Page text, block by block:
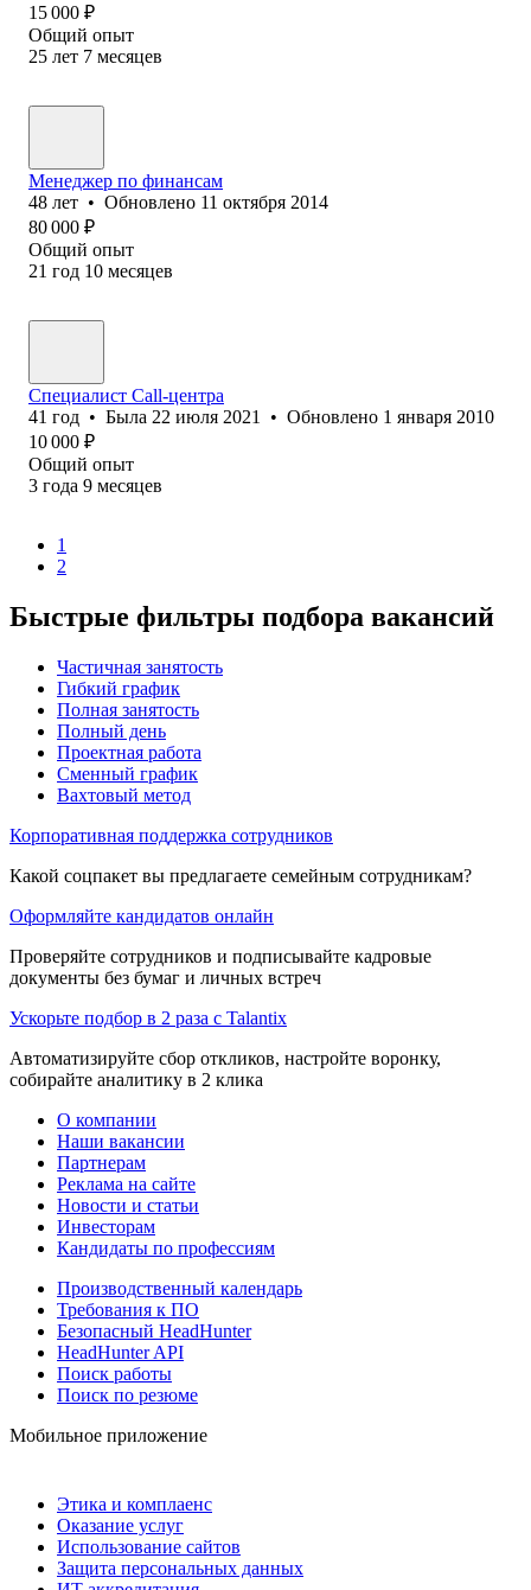
15 000 ₽
Общий опыт
25 лет 7 месяцев
Менеджер по финансам
48 лет • Обновлено 11 октября 2014
80 000 ₽
Общий опыт
21 год 10 месяцев
Специалист Call-центра
41 год • Была 22 июля 2021 • Обновлено 1 января 2010
10 000 ₽
Общий опыт
3 года 9 месяцев
1
2
Быстрые фильтры подбора вакансий
Частичная занятость
Гибкий график
Полная занятость
Полный день
Проектная работа
Сменный график
Вахтовый метод
Корпоративная поддержка сотрудников
Какой соцпакет вы предлагаете семейным сотрудникам?
Оформляйте кандидатов онлайн
Проверяйте сотрудников и подписывайте кадровые
документы без бумаг и личных встреч
Ускорьте подбор в 2 раза с Talantix
Автоматизируйте сбор откликов, настройте воронку,
собирайте аналитику в 2 клика
О компании
Наши вакансии
Партнерам
Реклама на сайте
Новости и статьи
Инвесторам
Кандидаты по профессиям
Производственный календарь
Требования к ПО
Безопасный HeadHunter
HeadHunter API
Поиск работы
Поиск по резюме
Мобильное приложение
Этика и комплаенс
Оказание услуг
Использование сайтов
Защита персональных данных